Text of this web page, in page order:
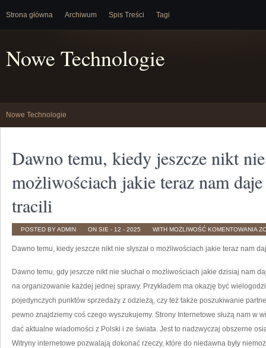
Strona główna Archiwum Spis Treści Tagi
Nowe Technologie
Nowe Technologie
Dawno temu, kiedy jeszcze nikt nie
możliwościach jakie teraz nam
tracili
POSTED BY ADMIN ON SIE - 12 - 2025 WITH MOŻLIWOŚĆ KOMENTOWANIA
O
Dawno temu, kiedy jeszcze nikt nie słyszał o możliwościach jakie teraz nam
Dawno temu, gdy jeszcze nikt nie słuchał o możliwościach jakie dzisiaj nam
na organizowanie każdej jednej sprawy. Przykładem ma okazję być
pojedynczych punktów sprzedaży z odzieżą, czy też także poszukiwanie
pewno znajdziemy coś czego wyszukujemy. Strony Internetowe służą nam w
dać aktualne wiadomości z Polski i ze świata. Jest to nadzwyczaj obszerne
Witryny internetowe pozwalają dokonać rzeczy, które do niedawna były